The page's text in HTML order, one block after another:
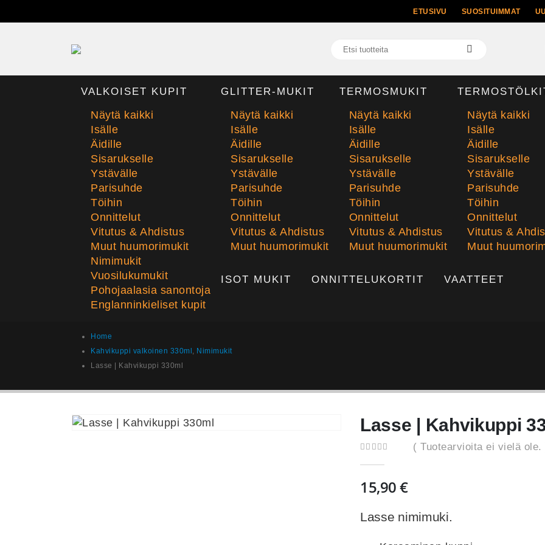
ETUSIVU SUOSITUIMMAT
VALKOISET KUPIT
Näytä kaikki
Isälle
Äidille
Sisarukselle
Ystävälle
Parisuhde
Töihin
Onnittelut
Vitutus & Ahdistus
Muut huumorimukit
Nimimukit
Vuosilukumukit
Pohojaalasia sanontoja
Englanninkieliset kupit
GLITTER-MUKIT
Näytä kaikki
Isälle
Äidille
Sisarukselle
Ystävälle
Parisuhde
Töihin
Onnittelut
Vitutus & Ahdistus
Muut huumorimukit
TERMOSMUKIT
Näytä kaikki
Isälle
Äidille
Sisarukselle
Ystävälle
Parisuhde
Töihin
Onnittelut
Vitutus & Ahdistus
Muut huumorimukit
Näytä kaikki
Isälle
Äidille
Sisarukselle
Ystävälle
Parisuhde
Töihin
Onnittelut
Vitutus &
Muut
ISOT MUKIT ONNITTELUKORTIT VAATTEET
Home
Kahvikuppi valkoinen 330ml , Nimimukit
Lasse | Kahvikuppi 330ml
Lasse | Kahvikuppi
( Tuotearvioita ei vielä ole.
15,90€
Lasse nimimuki.